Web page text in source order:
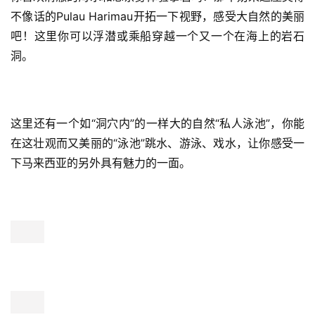
不像话的Pulau Harimau开拓一下视野，感受大自然的美丽
吧！这里你可以浮潜或乘船穿越一个又一个在海上的岩石
洞。
这里还有一个如“洞穴内”的一样大的自然“私人泳池”，你能
在这壮观而又美丽的“泳池”跳水、游泳、戏水，让你感受一
下马来西亚的另外具有魅力的一面。